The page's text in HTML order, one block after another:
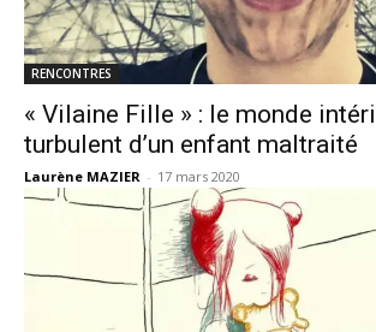
RENCONTRES
« Vilaine Fille » : le monde
turbulent d’un enfant maltraité
Laurène MAZIER - 17 mars 2020